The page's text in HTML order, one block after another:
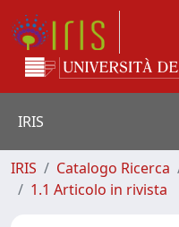
IRIS
IRIS Catalogo Ricerca
1.1 Articolo in rivista